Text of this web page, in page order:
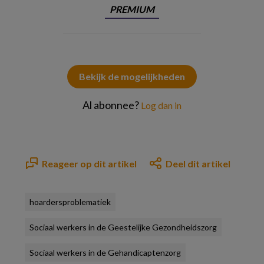
PREMIUM
Bekijk de mogelijkheden
Al abonnee? Log dan in
Reageer op dit artikel Deel dit artikel
hoardersproblematiek
Sociaal werkers in de Geestelijke Gezondheidszorg
Sociaal werkers in de Gehandicaptenzorg